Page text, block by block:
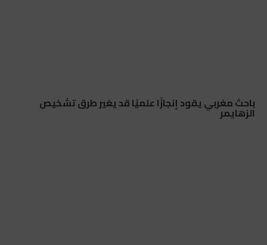
باحث مغربي يقود إنجازًا علميًا قد يغير طرق تشخيص
الزهايمر